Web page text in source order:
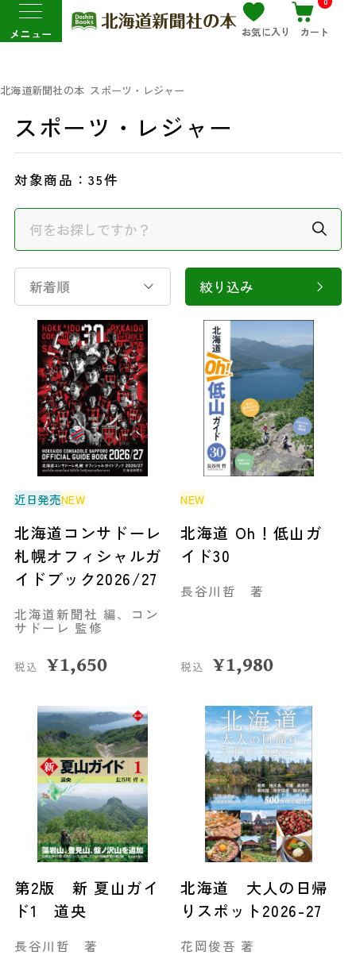
メニュー お気に入り カート
北海道新聞社の本 スポーツ・レジャー
スポーツ・レジャー
対象商品：35件
新着順 絞り込み
近日発売NEW
北海道コンサドーレ
札幌オフィシャルガ
イドブック2026/27
北海道新聞社 編、コン
サドーレ 監修
税込 ¥1,650
NEW
北海道 Oh！低山ガ
イド30
長谷川哲 著
税込 ¥1,980
第2版 新 夏山ガイ
ド1 道央
長谷川哲 著
北海道 大人の日帰
りスポット2026-27
花岡俊吾 著